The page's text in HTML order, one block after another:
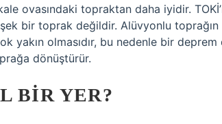
ovasındaki topraktan daha iyidir.
bir toprak değildir. Alüvyonlu toprağın
yakın olmasıdır, bu nedenle bir
dönüştürür.
BIR YER?